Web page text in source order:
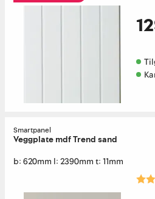
Smartpanel
Veggplate mdf Trend sand
b: 620mm l: 2390mm t: 11mm